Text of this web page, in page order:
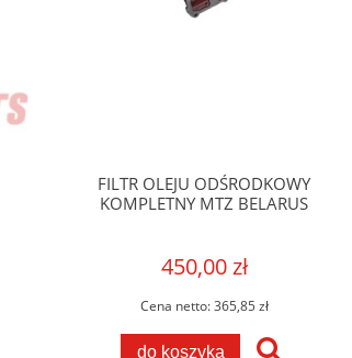
FILTR OLEJU ODŚRODKOWY
KOMPLETNY MTZ BELARUS
450,00 zł
Cena netto:365,85 zł
do koszyka